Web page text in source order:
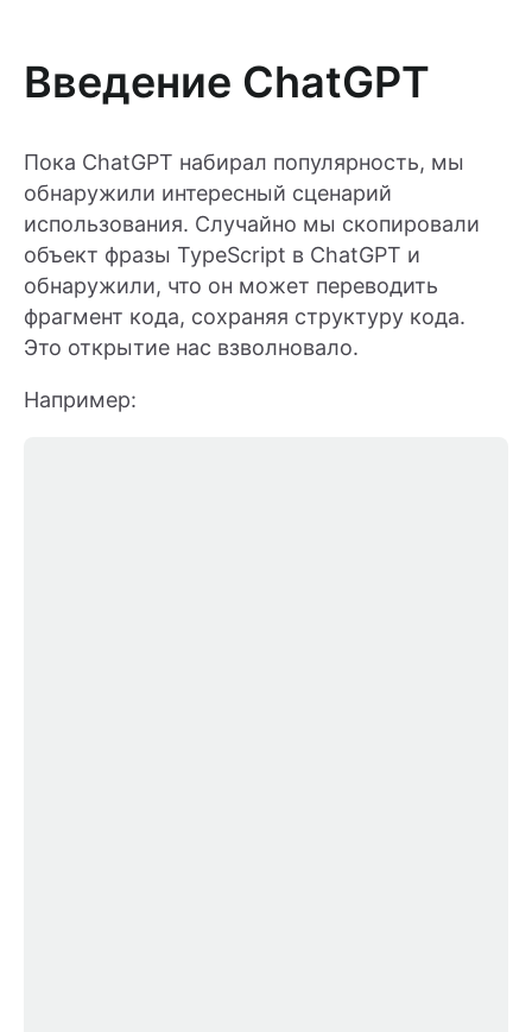
Введение ChatGPT
Пока ChatGPT набирал популярность, мы
обнаружили интересный сценарий
использования. Случайно мы скопировали
объект фразы TypeScript в ChatGPT и
обнаружили, что он может переводить
фрагмент кода, сохраняя структуру кода.
Это открытие нас взволновало.
Например: